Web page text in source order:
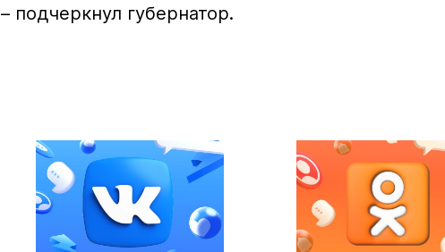
– подчеркнул губернатор.